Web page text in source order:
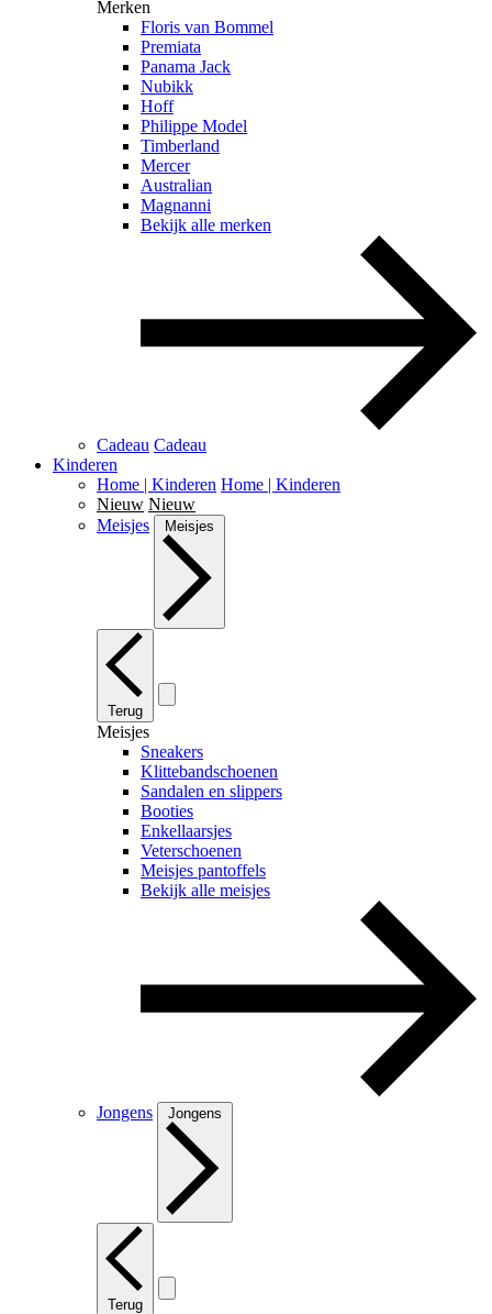
Merken
Floris van Bommel
Premiata
Panama Jack
Nubikk
Hoff
Philippe Model
Timberland
Mercer
Australian
Magnanni
Bekijk alle merken
Cadeau Cadeau
Kinderen
Home | Kinderen Home | Kinderen
Nieuw Nieuw
Meisjes
Meisjes
Terug
Meisjes
Sneakers
Klittebandschoenen
Sandalen en slippers
Booties
Enkellaarsjes
Veterschoenen
Meisjes pantoffels
Bekijk alle meisjes
Jongens Jongens
Terug